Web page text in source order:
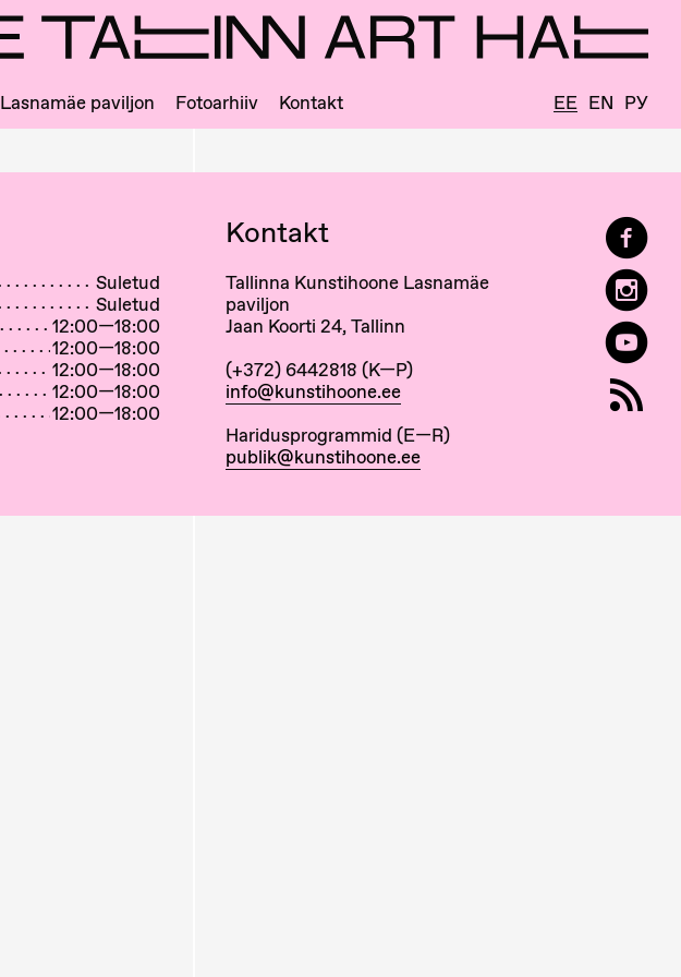
Lasnamäe paviljon Fotoarhiiv Kontakt EE EN РУ
Suletud
Suletud
12:00—18:00
12:00—18:00
12:00—18:00
12:00—18:00
12:00—18:00
Kontakt
Tallinna Kunstihoone Lasnamäe
paviljon
Jaan Koorti 24, Tallinn
(+372) 6442818 (K—P)
info@kunstihoone.ee
Haridusprogrammid (E—R)
publik@kunstihoone.ee